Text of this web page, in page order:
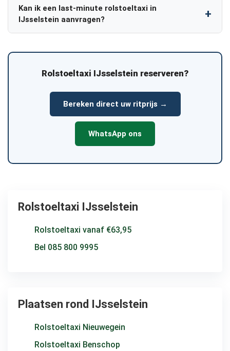
Kan ik een last-minute rolstoeltaxi in
IJsselstein aanvragen?
Rolstoeltaxi IJsselstein reserveren?
Bereken direct uw ritprijs →
WhatsApp ons
Rolstoeltaxi IJsselstein
Rolstoeltaxi vanaf €63,95
Bel 085 800 9995
Plaatsen rond IJsselstein
Rolstoeltaxi Nieuwegein
Rolstoeltaxi Benschop